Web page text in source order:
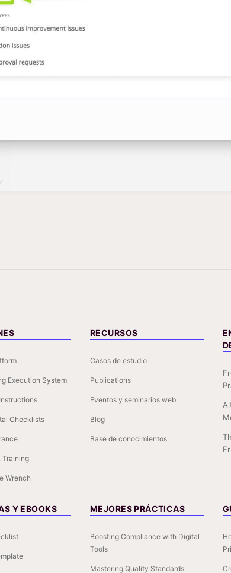
Execution System
Checklists
Training
Wrench
RECURSOS
Casos de estudio
Publications
Eventos y seminarios web
Blog
Base de conocimientos
Y EBOOKS MEJORES PRÁCTICAS
Boosting Compliance with Digital
Tools
Mastering Quality Standards